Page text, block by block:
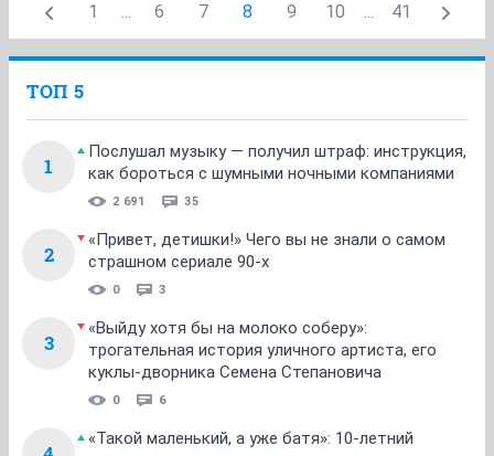
1 ... 6 7 8 9 10 ... 41
ТОП 5
1
Послушал музыку — получил штраф: инструкция,
как бороться с шумными ночными компаниями
2 691 35
2
«Привет, детишки!» Чего вы не знали о самом
страшном сериале 90-х
0 3
3
«Выйду хотя бы на молоко соберу»:
трогательная история уличного артиста, его
куклы-дворника Семена Степановича
0 6
«Такой маленький, а уже батя»: 10-летний